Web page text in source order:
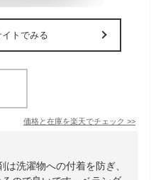
イトでみる
価格と在庫を楽天でチェック >>
洗濯物への付着を防ぎ、